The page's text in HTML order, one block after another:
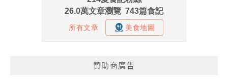
贊助商廣告